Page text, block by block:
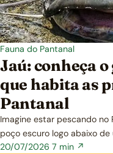
Fauna do Pantanal
Jaú: conheça
que habita as
Pantanal
Imagine estar pescando no
poço escuro logo abaixo
20/07/2026 7 min ↗